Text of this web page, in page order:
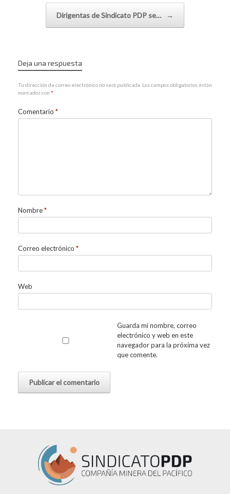
Dirigentas de Sindicato PDP se… →
Deja una respuesta
Tu dirección de correo electrónico no será publicada. Los campos obligatorios están
marcados con *
Comentario *
Nombre*
Correo electrónico *
Web
Guarda mi nombre, correo
electrónico y web en este
navegador para la próxima vez
que comente.